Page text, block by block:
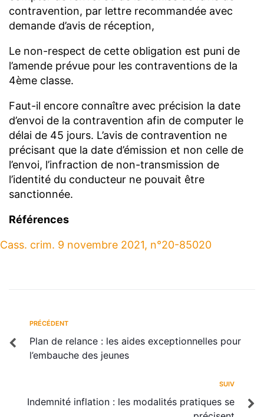
contravention, par lettre recommandée avec
demande d’avis de réception,
Le non-respect de cette obligation est puni de
l’amende prévue pour les contraventions de la
4ème classe.
Faut-il encore connaître avec précision la date
d’envoi de la contravention afin de computer le
délai de 45 jours. L’avis de contravention ne
précisant que la date d’émission et non celle de
l’envoi, l’infraction de non-transmission de
l’identité du conducteur ne pouvait être
sanctionnée.
Références
Cass. crim. 9 novembre 2021, n°20-85020
PRÉCÉDENT
Plan de relance : les aides exceptionnelles pour
l’embauche des jeunes
SUIV
Indemnité inflation : les modalités pratiques se